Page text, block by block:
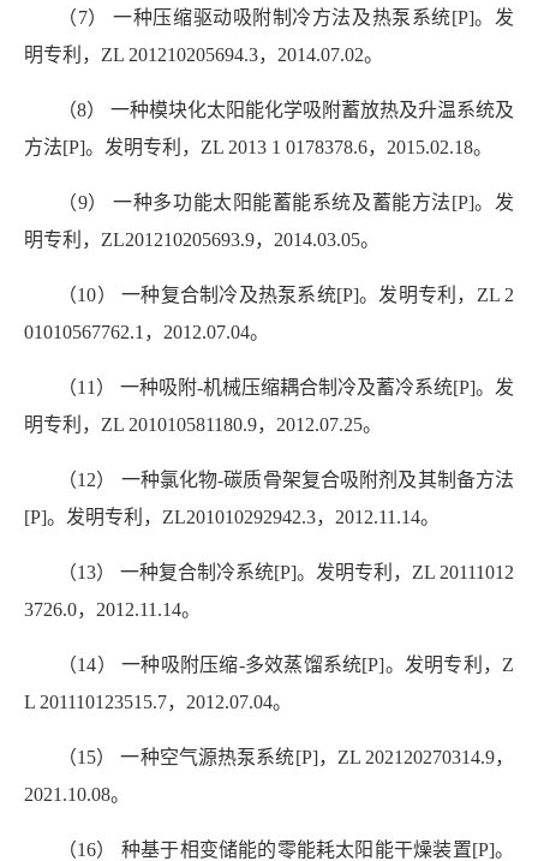
（7） 一种压缩驱动吸附制冷方法及热泵系统[P]。发
明专利，ZL 201210205694.3，2014.07.02。
（8） 一种模块化太阳能化学吸附蓄放热及升温系统及
方法[P]。发明专利，ZL 2013 1 0178378.6，2015.02.18。
（9） 一种多功能太阳能蓄能系统及蓄能方法[P]。发
明专利，ZL201210205693.9，2014.03.05。
（10） 一种复合制冷及热泵系统[P]。发明专利，ZL 2
01010567762.1，2012.07.04。
（11） 一种吸附-机械压缩耦合制冷及蓄冷系统[P]。发
明专利，ZL 201010581180.9，2012.07.25。
（12） 一种氯化物-碳质骨架复合吸附剂及其制备方法
[P]。发明专利，ZL201010292942.3，2012.11.14。
（13） 一种复合制冷系统[P]。发明专利，ZL 20111012
3726.0，2012.11.14。
（14） 一种吸附压缩-多效蒸馏系统[P]。发明专利，Z
L 201110123515.7，2012.07.04。
（15） 一种空气源热泵系统[P]，ZL 202120270314.9，
2021.10.08。
（16） 种基于相变储能的零能耗太阳能干燥装置[P]。